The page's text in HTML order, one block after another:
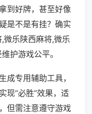
到好牌，甚至好像
是不是有挂？确实
微乐陕西麻将,微乐
护游戏公平。
成专用辅助工具，
现“必胜”效果，适
但需注意遵守游戏